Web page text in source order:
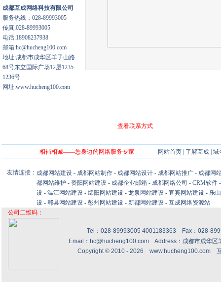
成都互成网络科技有限公司
服务热线：028-89993005
传真:028-89993005
电话:18908237938
邮箱:hc@hucheng100.com
地址:成都市成华区羊子山路
68号东立国际广场12层1235-
1236号
网址:www.hucheng100.com
查看联系方式
相辅相诚——您身边的网络服务专家 网站首页| 了解互成| 域
友情连接： 成都网站建设 - 成都网站制作 - 成都网站设计 - 成都网站推广 - 成都网
都网站维护 - 资阳网站建设 - 成都企业邮箱 - 成都网络公司 - CRM软件
设 - 温江网站建设 - 绵阳网站建设 - 龙泉网站建设 - 宜宾网站建设 - 乐
设 - 郫县网站建设 - 彭州网站建设 - 新都网站建设 - 互成网络资源站
公司二维码：
Tel：028-89993005 4001183363 Fax：028-
Email：hc@hucheng100.com Address：成都市成华
Copyright © 2010 - 2026 www.hucheng100.com互